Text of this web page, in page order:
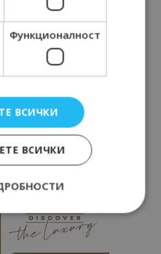
от…”: Перник – град на
и вдъхновяващите...
Функционалност
ВСИЧКИ
ВСИЧКИ
Ефективност